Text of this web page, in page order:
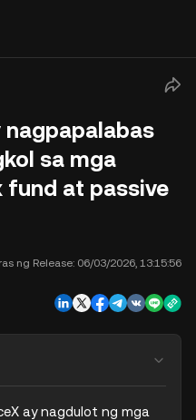
nagpapalabas
sa mga
fund at passive
ng Release: 06/03/2026, 13:15:56
ay nagdulot ng mga